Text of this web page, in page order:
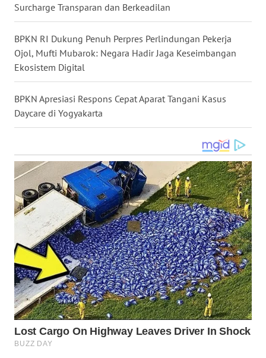
Surcharge Transparan dan Berkeadilan
BPKN RI Dukung Penuh Perpres Perlindungan Pekerja
Ojol, Mufti Mubarok: Negara Hadir Jaga Keseimbangan
Ekosistem Digital
BPKN Apresiasi Respons Cepat Aparat Tangani Kasus
Daycare di Yogyakarta
WN
WN
TAPANULI
WN
TANJUNG
LESUNG
WN
KARO
SIMALUNGUN
WN
LABUHANBATU
WN
TAPANULI
TENGAH